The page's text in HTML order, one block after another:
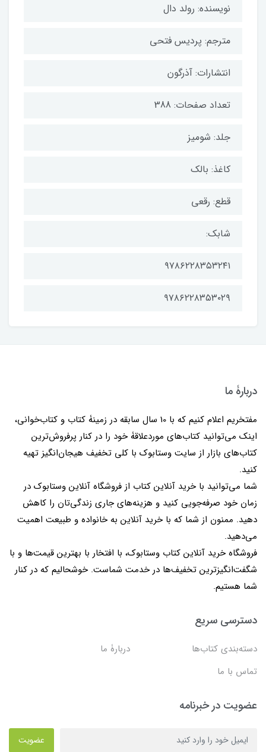
نویسنده: رولد دال
مترجم: پردیس فتحی
انتشارات: آذرگون
تعداد صفحات: 388
جلد: شومیز
کاغذ: بالک
قطع: رقعی
شابک:
۹۷۸۶۲۲۸۳۵۳۲۴۱
۹۷۸۶۲۲۸۳۵۳۰۲۹
دربارۀ ما
مفتخریم اعلام کنیم که با 10 سال سابقه در زمینۀ کتاب و کتاب‌خوانی،
اینک می‌توانید کتاب‌های موردعلاقۀ خود را در کنار پرفروش‌ترین
کتاب‌های بازار از سایت وستابوک با کلی تخفیف هیجان‌انگیز تهیه
کنید.
شما می‌توانید با خرید آنلاین کتاب از فروشگاه آنلاین وستابوک در
زمان خود صرفه‌جویی کنید و هزینه‌های جاری زندگی‌تان را کاهش
دهید. ممنون از شما که با خرید آنلاین به خانواده و طبیعت اهمیت
می‌دهید.
فروشگاه خرید آنلاین کتاب وستابوک، با افتخار با بهترین قیمت‌ها و با
شگفت‌انگیزترین تخفیف‌ها در خدمت شماست. خوشحالیم که در کنار
شما هستیم.
دسترسی سریع
دسته‌بندی کتاب‌ها
دربارۀ ما
تماس با ما
عضویت در خبرنامه
عضویت